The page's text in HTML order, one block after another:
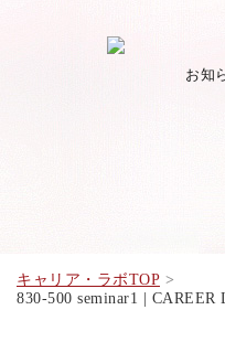
お知
キャリア・ラボTOP
830-500 seminar1 |